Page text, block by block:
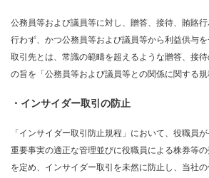
公務員等および議員等に対し、贈答、接待、賄賂
行わず、かつ公務員等および議員等から利益供与
取引先とは、常識の範疇を超えるような贈答、接
の旨を「公務員等および議員等との関係に関する規
・インサイダー取引の防止
「インサイダー取引防止規程」において、役職員
重要事実の適正な管理並びに役職員による株券等
を定め、インサイダー取引を未然に防止し、当社